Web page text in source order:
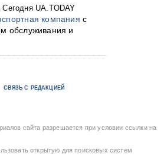
Сегодня UA.TODAY
компания с
обслуживания и
СВЯЗЬ С РЕДАКЦИЕЙ
сайта разрешается при условии ссылки на
открытую для поисковых систем